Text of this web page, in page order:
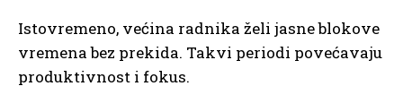
Istovremeno, većina radnika želi jasne blokove
vremena bez prekida. Takvi periodi povećavaju
produktivnost i fokus.